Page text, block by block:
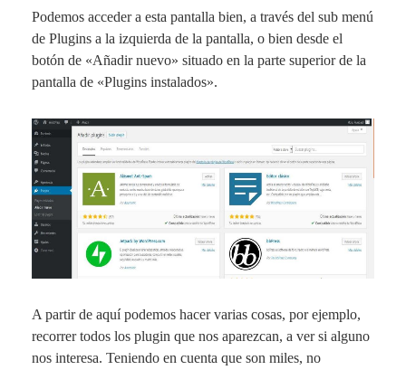
Podemos acceder a esta pantalla bien, a través del sub menú
de Plugins a la izquierda de la pantalla, o bien desde el
botón de «Añadir nuevo» situado en la parte superior de la
pantalla de «Plugins instalados».
A partir de aquí podemos hacer varias cosas, por ejemplo,
recorrer todos los plugin que nos aparezcan, a ver si alguno
nos interesa. Teniendo en cuenta que son miles, no